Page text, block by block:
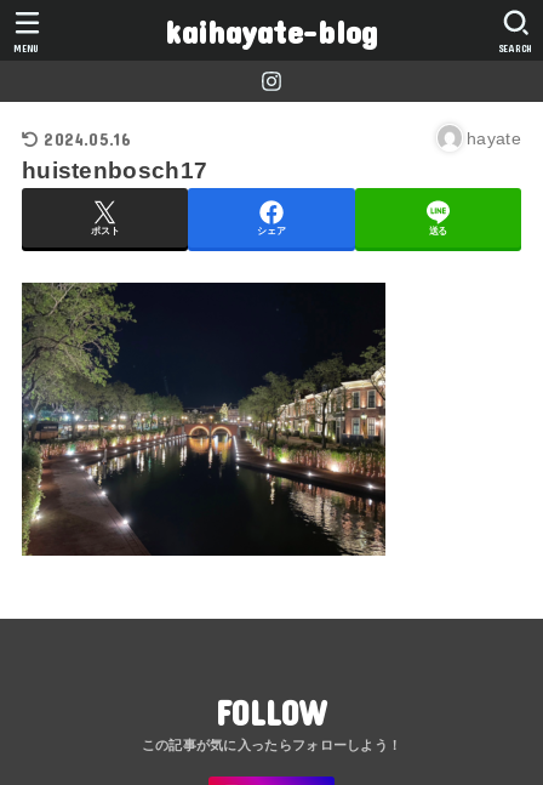
kaihayate-blog SEARCH
MENU
2024.05.16 hayate
huistenbosch17
ポスト シェア 送る
FOLLOW